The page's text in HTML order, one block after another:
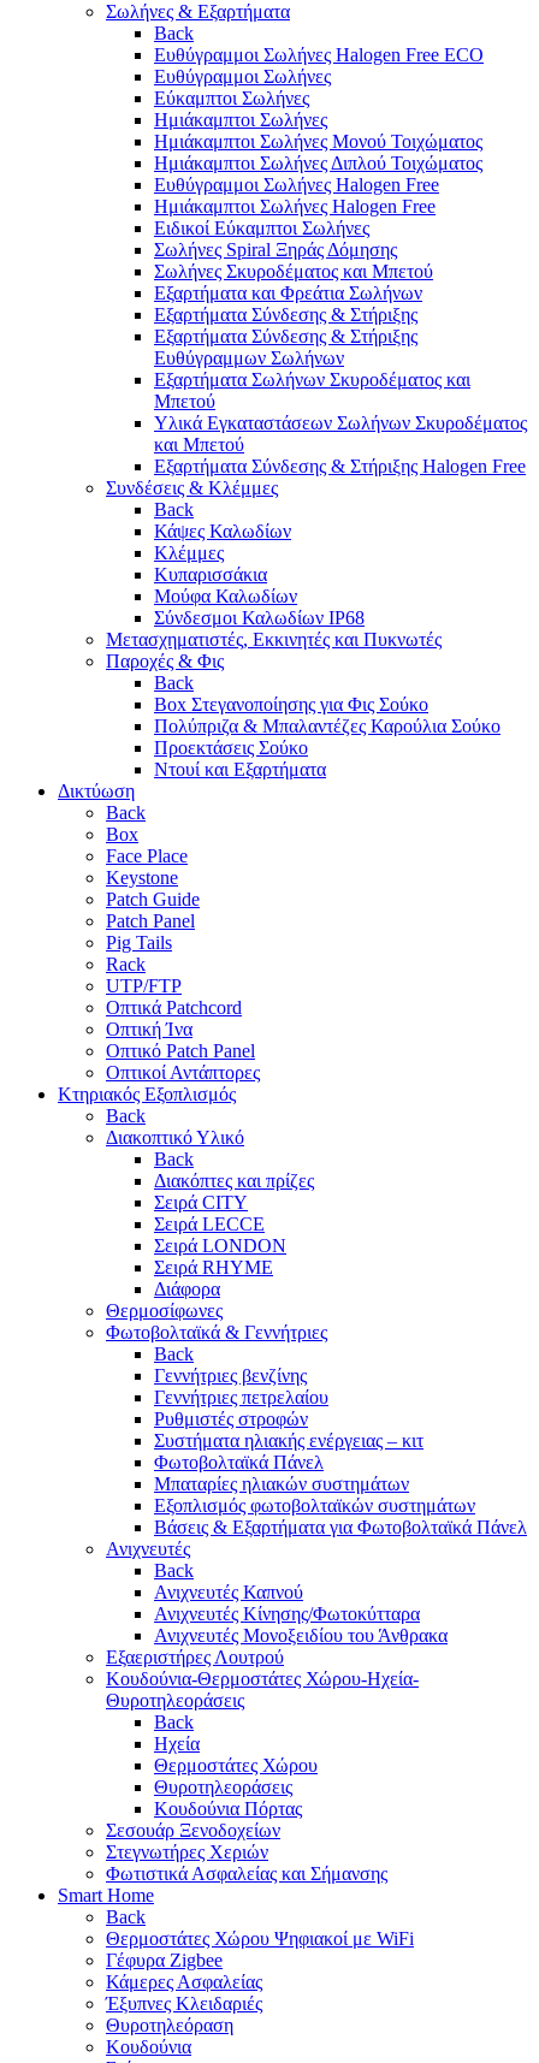
Σωλήνες & Εξαρτήματα
Back
Ευθύγραμμοι Σωλήνες Halogen Free ECO
Ευθύγραμμοι Σωλήνες
Εύκαμπτοι Σωλήνες
Ημιάκαμπτοι Σωλήνες
Ημιάκαμπτοι Σωλήνες Μονού Τοιχώματος
Ημιάκαμπτοι Σωλήνες Διπλού Τοιχώματος
Ευθύγραμμοι Σωλήνες Halogen Free
Ημιάκαμπτοι Σωλήνες Halogen Free
Ειδικοί Εύκαμπτοι Σωλήνες
Σωλήνες Spiral Ξηράς Δόμησης
Σωλήνες Σκυροδέματος και Μπετού
Εξαρτήματα και Φρεάτια Σωλήνων
Εξαρτήματα Σύνδεσης & Στήριξης
Εξαρτήματα Σύνδεσης & Στήριξης
Ευθύγραμμων Σωλήνων
Εξαρτήματα Σωλήνων Σκυροδέματος και
Μπετού
Υλικά Εγκαταστάσεων Σωλήνων Σκυροδέματος
και Μπετού
Εξαρτήματα Σύνδεσης & Στήριξης Halogen Free
Συνδέσεις & Κλέμμες
Back
Κάψες Καλωδίων
Κλέμμες
Κυπαρισσάκια
Μούφα Καλωδίων
Σύνδεσμοι Καλωδίων IP68
Μετασχηματιστές, Εκκινητές και Πυκνωτές
Παροχές & Φις
Back
Box Στεγανοποίησης για Φις Σούκο
Πολύπριζα & Μπαλαντέζες Καρούλια Σούκο
Προεκτάσεις Σούκο
Ντουί και Εξαρτήματα
Δικτύωση
Back
Box
Face Place
Keystone
Patch Guide
Patch Panel
Pig Tails
Rack
UTP/FTP
Οπτικά Patchcord
Οπτική Ίνα
Οπτικό Patch Panel
Οπτικοί Αντάπτορες
Κτηριακός Εξοπλισμός
Back
Διακοπτικό Υλικό
Back
Διακόπτες και πρίζες
Σειρά CITY
Σειρά LECCE
Σειρά LONDON
Σειρά RHYME
Διάφορα
Θερμοσίφωνες
Φωτοβολταϊκά & Γεννήτριες
Back
Γεννήτριες βενζίνης
Γεννήτριες πετρελαίου
Ρυθμιστές στροφών
Συστήματα ηλιακής ενέργειας – κιτ
Φωτοβολταϊκά Πάνελ
Μπαταρίες ηλιακών συστημάτων
Εξοπλισμός φωτοβολταϊκών συστημάτων
Βάσεις & Εξαρτήματα για Φωτοβολταϊκά Πάνελ
Ανιχνευτές
Back
Ανιχνευτές Καπνού
Ανιχνευτές Κίνησης/Φωτοκύτταρα
Ανιχνευτές Μονοξειδίου του Άνθρακα
Εξαεριστήρες Λουτρού
Κουδούνια-Θερμοστάτες Χώρου-Ηχεία-
Θυροτηλεοράσεις
Back
Ηχεία
Θερμοστάτες Χώρου
Θυροτηλεοράσεις
Κουδούνια Πόρτας
Σεσουάρ Ξενοδοχείων
Στεγνωτήρες Χεριών
Φωτιστικά Ασφαλείας και Σήμανσης
Smart Home
Back
Θερμοστάτες Χώρου Ψηφιακοί με WiFi
Γέφυρα Zigbee
Κάμερες Ασφαλείας
Έξυπνες Κλειδαριές
Θυροτηλεόραση
Κουδούνια